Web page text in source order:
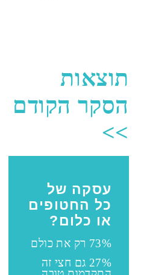
תוצאות
הסקר הקודם
>>
עסקה של
כל החטופים
או כלום?
73% רק את כולם
27% גם חצי זה